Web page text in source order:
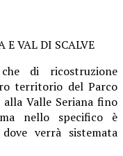
E VAL DI SCALVE
di ricostruzione
territorio del Parco
Valle Seriana fino
nello specifico è
dove verrà sistemata